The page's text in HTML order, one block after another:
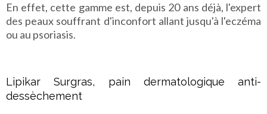
En effet, cette gamme est, depuis 20 ans déjà, l'expert
des peaux souffrant d'inconfort allant jusqu'à l'eczéma
ou au psoriasis.
Lipikar Surgras, pain dermatologique anti-
dessèchement